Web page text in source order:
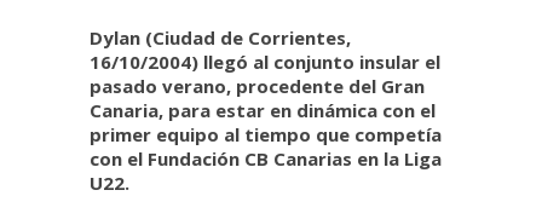
Dylan (Ciudad de Corrientes,
16/10/2004) llegó al conjunto insular el
pasado verano, procedente del Gran
Canaria, para estar en dinámica con el
primer equipo al tiempo que competía
con el Fundación CB Canarias en la Liga
U22.